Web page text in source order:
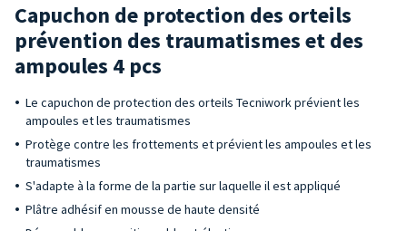
Capuchon de protection des orteils
prévention des traumatismes et des
ampoules 4 pcs
Le capuchon de protection des orteils Tecniwork prévient les
ampoules et les traumatismes
Protège contre les frottements et prévient les ampoules et les
traumatismes
S'adapte à la forme de la partie sur laquelle il est appliqué
Plâtre adhésif en mousse de haute densité